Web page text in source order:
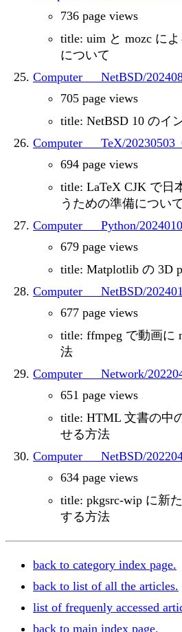
736 page views
title: uim と mozc に
について
Computer___NetBSD/
705 page views
title: NetBSD 10 のイ
Computer___TeX/
694 page views
title: LaTeX CJK で日
うための準備について
Computer___Python/
679 page views
title: Matplotlib の 3D
Computer___NetBSD/
677 page views
title: ffmpeg で動画に
法
Computer___Network/
651 page views
title: HTML 文書の中
せる方法
Computer___NetBSD/
634 page views
title: pkgsrc-wip に新
する方法
back to category index page.
back to list of all the articles.
list of frequenly accessed
back to main index page.